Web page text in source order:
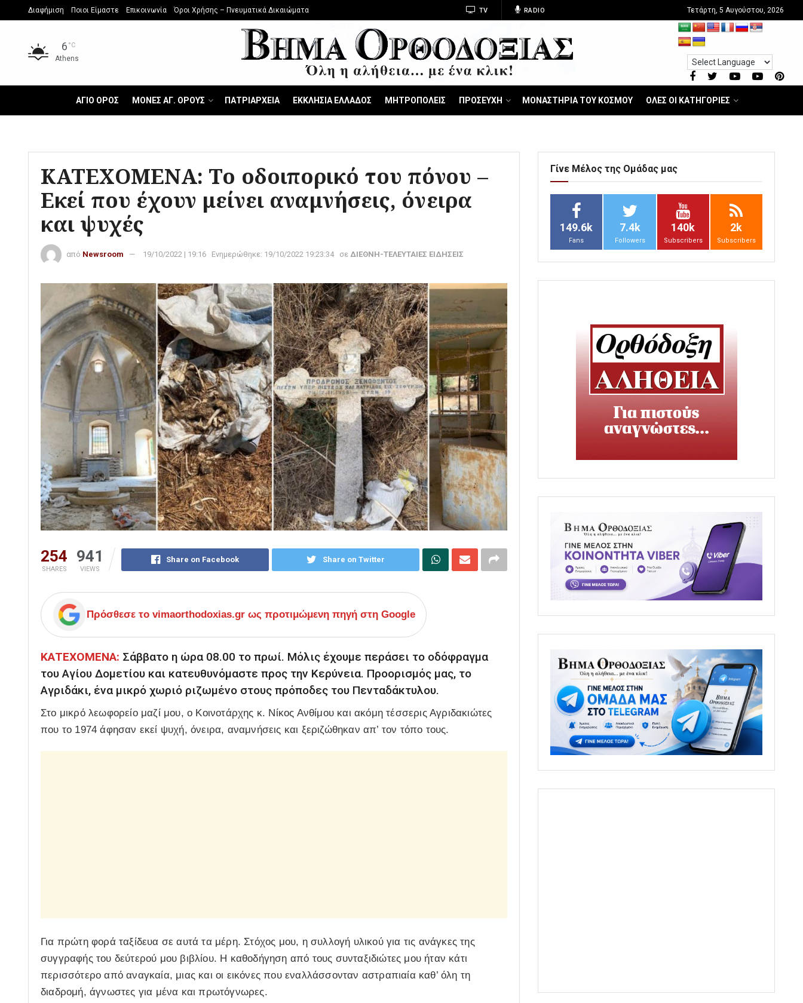
Διαφήμιση Ποιοι Είμαστε Επικοινωνία Όροι Χρήσης – Πνευματικά Δικαιώματα TV RADIO Τετάρτη, 5 Αυγούστου, 2026
6 °C
Athens
ΑΓΙΟ ΟΡΟΣ ΜΟΝΕΣ ΑΓ. ΟΡΟΥΣ ΠΑΤΡΙΑΡΧΕΙΑ ΕΚΚΛΗΣΙΑ ΕΛΛΑΔΟΣ ΜΗΤΡΟΠΟΛΕΙΣ ΠΡΟΣΕΥΧΗ ΜΟΝΑΣΤΗΡΙΑ ΤΟΥ ΚΟΣΜΟΥ ΟΛΕΣ ΟΙ ΚΑΤΗΓΟΡΙΕΣ
ΚΑΤΕΧΟΜΕΝΑ: Το οδοιπορικό του πόνου –
Εκεί που έχουν μείνει αναμνήσεις, όνειρα
και ψυχές
από Newsroom 19/10/2022 | 19:16 Ενημερώθηκε: 19/10/2022 19:23:34 σε ΔΙΕΘΝΗ-ΤΕΛΕΥΤΑΙΕΣ ΕΙΔΗΣΕΙΣ
254
SHARES
941
VIEWS
Share on Facebook Share on Twitter
Πρόσθεσε το vimaorthodoxias.gr ως προτιμώμενη πηγή στη Google
ΚΑΤΕΧΟΜΕΝΑ: Σάββατο η ώρα 08.00 το πρωί. Μόλις έχουμε περάσει το οδόφραγμα
του Αγίου Δομετίου και κατευθυνόμαστε προς την Κερύνεια. Προορισμός μας, το
Αγριδάκι, ένα μικρό χωριό ριζωμένο στους πρόποδες του Πενταδάκτυλου.
Στο μικρό λεωφορείο μαζί μου, ο Κοινοτάρχης κ. Νίκος Ανθίμου και ακόμη τέσσερις Αγριδακιώτες
που το 1974 άφησαν εκεί ψυχή, όνειρα, αναμνήσεις και ξεριζώθηκαν απ’ τον τόπο τους.
Για πρώτη φορά ταξίδευα σε αυτά τα μέρη. Στόχος μου, η συλλογή υλικού για τις ανάγκες της
συγγραφής του δεύτερού μου βιβλίου. Η καθοδήγηση από τους συνταξιδιώτες μου ήταν κάτι
περισσότερο από αναγκαία, μιας και οι εικόνες που εναλλάσσονταν αστραπιαία καθ’ όλη τη
διαδρομή, άγνωστες για μένα και πρωτόγνωρες.
Γίνε Μέλος της Ομάδας μας
149.6k
Fans
7.4k
Followers
140k
Subscribers
2k
Subscribers